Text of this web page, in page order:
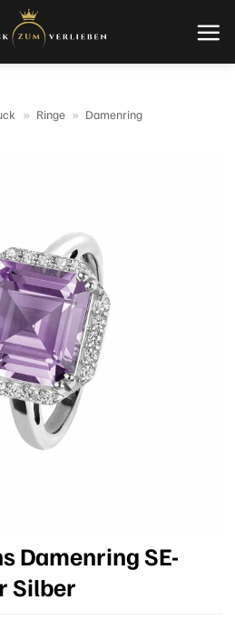
» Ringe » Damenring
Damenring SE-
Silber